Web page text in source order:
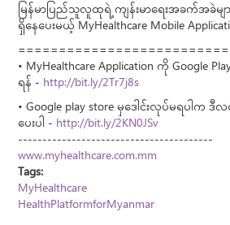
မြန်မာပြည်သူလူထုရဲ့ ကျန်းမာရေးအခက်အခဲမ
ရှိနေပေးမယ့် MyHealthcare Mobile
==========================
• MyHealthcare Application ကို Google
ရန် - http://bit.ly/2Tr7j8s
• Google play store မှဒေါင်းလုပ်မရပါက
ပေးပါ - http://bit.ly/2KN0JSv
----------------------------------------
www.myhealthcare.com.mm
Tags:
MyHealthcare
HealthPlatformforMyanmar